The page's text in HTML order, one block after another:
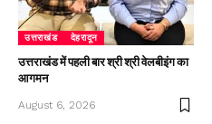
उत्तराखंड देहरादून
उत्तराखंड में पहली बार श्री श्री वेलबीइंग का
आगमन
August 6, 2026